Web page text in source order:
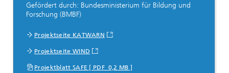
Gefördert durch: Bundesministerium für Bildung und
Forschung (BMBF)
Projektseite KATWARN
Projektseite WIND
Projektblatt SAFE [ PDF 0,2 MB ]